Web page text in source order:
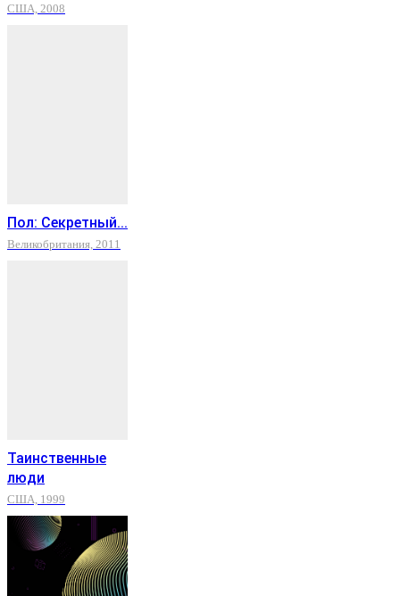
США, 2008
Пол: Секретный...
Великобритания, 2011
Таинственные
люди
США, 1999